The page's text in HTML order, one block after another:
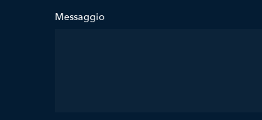
Messaggio